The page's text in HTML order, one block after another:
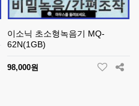
이소닉 초소형녹음기 MQ-
62N(1GB)
98,000원